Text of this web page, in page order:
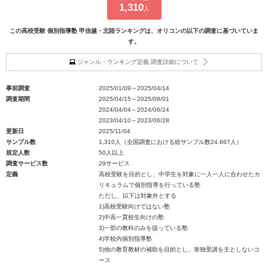
1,310人
この高校受験 個別指導塾 甲信越・北陸ランキングは、オリコンの以下の調査に基づいていま
す。
ジャンル・ランキング定義 調査詳細について
事前調査
2025/01/09～2025/04/14
調査期間
2025/04/15～2025/08/01
2024/04/04～2024/06/24
2023/04/10～2023/06/28
更新日
2025/11/04
サンプル数
1,310人（全国調査における総サンプル数24,667人）
規定人数
50人以上
調査サービス数
29サービス
定義
高校受験を目的とし、中学生を対象に一人一人に合わせたカ
リキュラムで個別指導を行っている塾
ただし、以下は対象外とする
1)高校受験向けではない塾
2)中高一貫校生向けの塾
3)一部の教科のみを扱っている塾
4)学校内個別指導塾
5)他の教育教材の補助を目的とし、単独受講を主としないコ
ース